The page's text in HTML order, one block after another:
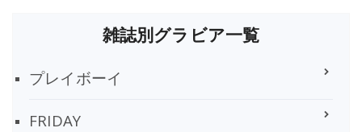
雑誌別グラビア一覧
プレイボーイ
FRIDAY